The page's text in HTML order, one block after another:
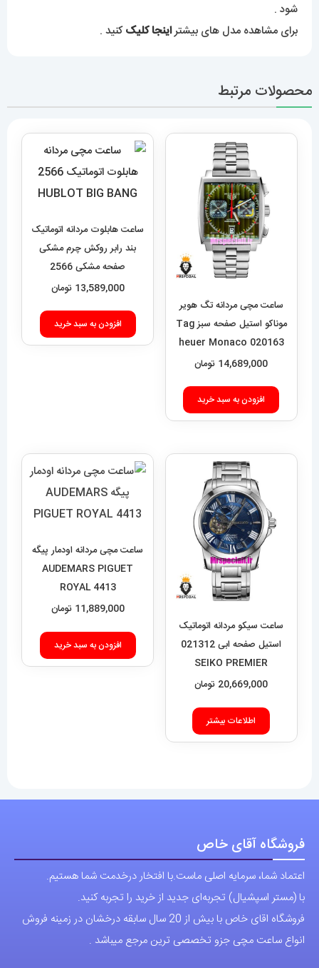
شود .
برای مشاهده مدل های بیشتراینجا کلیککنید .
محصولات مرتبط
ساعت مچی مردانه تگ هویر
موناکو استیل صفحه سبز Tag
heuer Monaco 020163
14,689,000 تومان
افزودن به سبد خرید
ساعت هابلوت مردانه اتوماتیک
بند رابر روکش چرم مشکی
صفحه مشکی 2566
HUBLOT BIG BANG
13,589,000 تومان
افزودن به سبد خرید
ساعت سیکو مردانه اتوماتیک
استیل صفحه ابی 021312
SEIKO PREMIER
20,669,000 تومان
اطلاعات بیشتر
ساعت مچی مردانه اودمار پیگه
AUDEMARS PIGUET
ROYAL 4413
11,889,000 تومان
افزودن به سبد خرید
فروشگاه آقای خاص
اعتماد شما، سرمایه اصلی ماست.با افتخار درخدمت شما هستیم.
با (مستر اسپشیال) تجربه‌ای جدید از خرید را تجربه کنید.
فروشگاه اقای خاص با بیش از 20 سال سابقه درخشان در زمینه فروش
انواع ساعت مچی جزو تخصصی ترین مرجع میباشد .